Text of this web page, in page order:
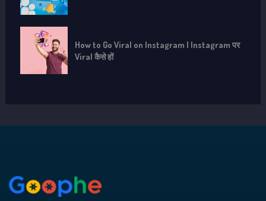
How to Go Viral on Instagram | Instagram पर
Viral कैसे हों